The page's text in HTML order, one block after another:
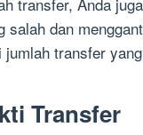
dan
transfer
Transfer